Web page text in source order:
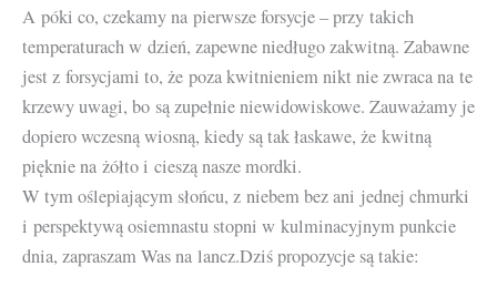
A póki co, czekamy na pierwsze forsycje – przy takich
temperaturach w dzień, zapewne niedługo zakwitną. Zabawne
jest z forsycjami to, że poza kwitnieniem nikt nie zwraca na te
krzewy uwagi, bo są zupełnie niewidowiskowe. Zauważamy je
dopiero wczesną wiosną, kiedy są tak łaskawe, że kwitną
pięknie na żółto i cieszą nasze mordki.
W tym oślepiającym słońcu, z niebem bez ani jednej chmurki
i perspektywą osiemnastu stopni w kulminacyjnym punkcie
dnia, zapraszam Was na lancz.Dziś propozycje są takie: